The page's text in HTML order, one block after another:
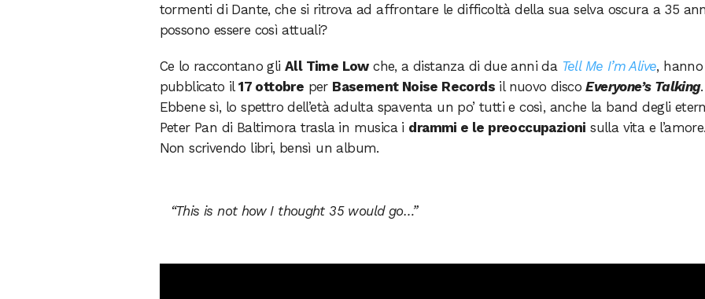
tormenti di Dante, che si ritrova ad affrontare le difficoltà della sua selva oscura a 35
possono essere così attuali?
Ce lo raccontano gli All Time Lowche, a distanza di due anni da Tell Me I’m Alive, hanno
pubblicato il17 ottobre per Basement Noise Recordsil nuovo discoEveryone’s Talking.
Ebbene sì, lo spettro dell’età adulta spaventa un po’ tutti e così, anche la band degli
Peter Pan di Baltimora trasla in musica i drammi e le preoccupazioni sulla vita e
Non scrivendo libri, bensì un album.
“This is not how I thought 35 would go…”